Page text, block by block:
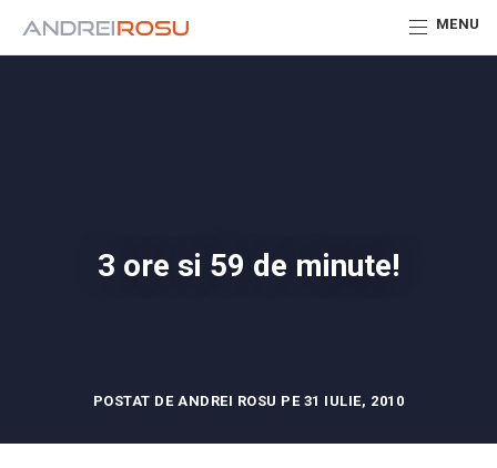
MENU
3 ore si 59 de minute!
POSTAT DE ANDREI ROSU PE 31 IULIE, 2010